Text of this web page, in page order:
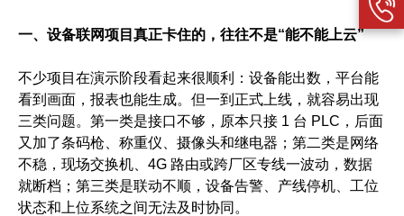
一、设备联网项目真正卡住的，往往不是“能不能上云”
不少项目在演示阶段看起来很顺利：设备能出数，平台能
看到画面，报表也能生成。但一到正式上线，就容易出现
三类问题。第一类是接口不够，原本只接 1 台 PLC，后面
又加了条码枪、称重仪、摄像头和继电器；第二类是网络
不稳，现场交换机、4G 路由或跨厂区专线一波动，数据
就断档；第三类是联动不顺，设备告警、产线停机、工位
状态和上位系统之间无法及时协同。